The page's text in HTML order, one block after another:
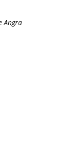
Angra